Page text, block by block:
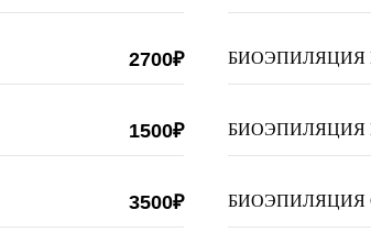
2700₽
1500₽
3500₽
БИОЭПИЛЯЦИЯ
БИОЭПИЛЯЦИЯ
БИОЭПИЛЯЦИЯ